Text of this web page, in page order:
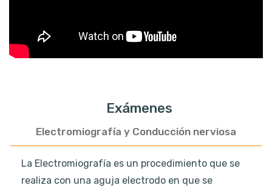
Exámenes
Electromiografía y Conducción nerviosa
La Electromiografía es un procedimiento que se
realiza con una aguja electrodo en que se